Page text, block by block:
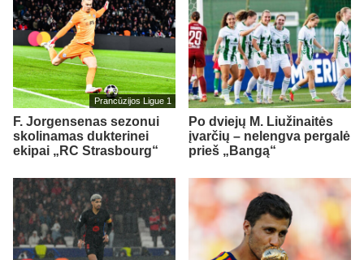
Prancūzijos Ligue 1
F. Jorgensenas sezonui
skolinamas dukterinei
ekipai „RC Strasbourg“
Po dviejų M. Liužinaitės
įvarčių – nelengva pergalė
prieš „Bangą“